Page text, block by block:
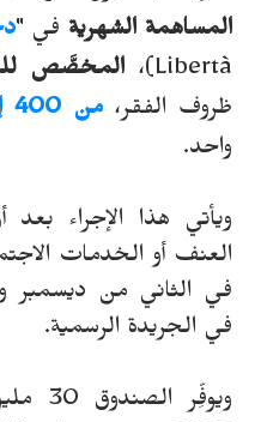
المساهمة الشهرية في "
Libertà)، المخصَّص
ظروف الفقر،من 400 إلى 500
واحد.
ويأتي هذا الإجراء
العنف أو الخدمات
في الثاني من ديسمبر
في الجريدة الرسمية.